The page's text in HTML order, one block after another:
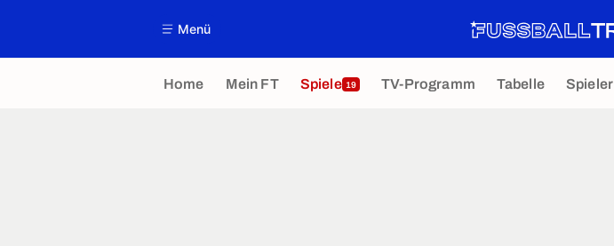
Menü
Home Mein FT Spiele 19 TV-Programm Tabelle Spieler